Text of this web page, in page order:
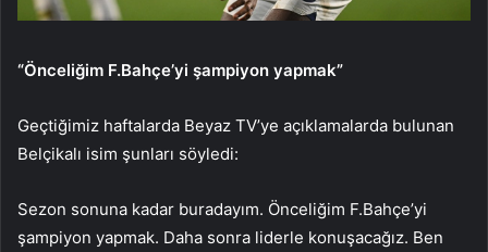
“Önceliğim F.Bahçe’yi şampiyon yapmak”
Geçtiğimiz haftalarda Beyaz TV’ye açıklamalarda bulunan
Belçikalı isim şunları söyledi:
Sezon sonuna kadar buradayım. Önceliğim F.Bahçe’yi
şampiyon yapmak. Daha sonra liderle konuşacağız. Ben